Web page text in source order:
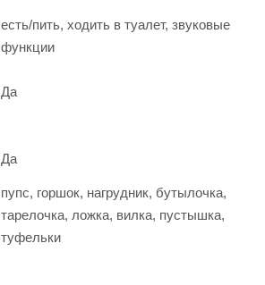
есть/пить, ходить в туалет, звуковые
функции
Да
Да
пупс, горшок, нагрудник, бутылочка,
тарелочка, ложка, вилка, пустышка,
туфельки